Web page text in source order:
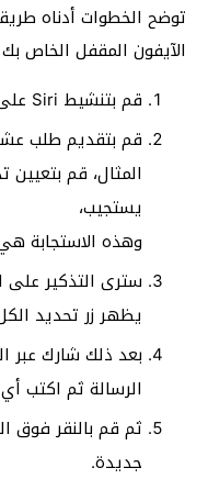
الآيفون المقفل الخاص
قم بتنشيط Siri على الآيفون الخاص بك.
يستجيب،
وهذه الاستجابة
سترى التذكير
يظهر زر تحديد
بعد ذلك شارك عبر
الرسالة ثم اكتب
ثم قم بالنقر فوق
جديدة.